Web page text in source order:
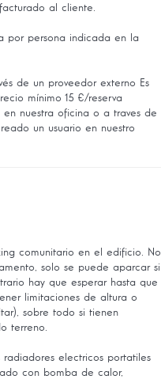
al cliente.
por persona indicada en la
de un proveedor externo Es
mínimo 15 €/reserva
en nuestra oficina o a traves de
un usuario en nuestro
comunitario en el edificio. No
solo se puede aparcar si
hay que esperar hasta que
limitaciones de altura o
sobre todo si tienen
terreno.
electricos portatiles
con bomba de calor,